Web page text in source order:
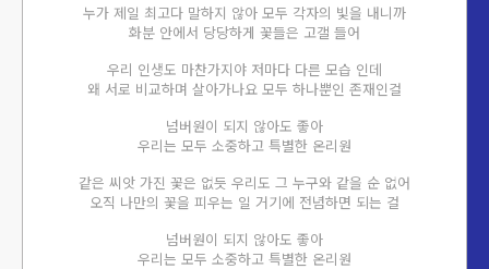
누가 제일 최고다 말하지 않아 모두 각자의 빛을 내니까
화분 안에서 당당하게 꽃들은 고갤 들어
우리 인생도 마찬가지야 저마다 다른 모습 인데
왜 서로 비교하며 살아가나요 모두 하나뿐인 존재인걸
넘버원이 되지 않아도 좋아
우리는 모두 소중하고 특별한 온리원
같은 씨앗 가진 꽃은 없듯 우리도 그 누구와 같을 순 없어
오직 나만의 꽃을 피우는 일 거기에 전념하면 되는 걸
넘버원이 되지 않아도 좋아
우리는 모두 소중하고 특별한 온리원